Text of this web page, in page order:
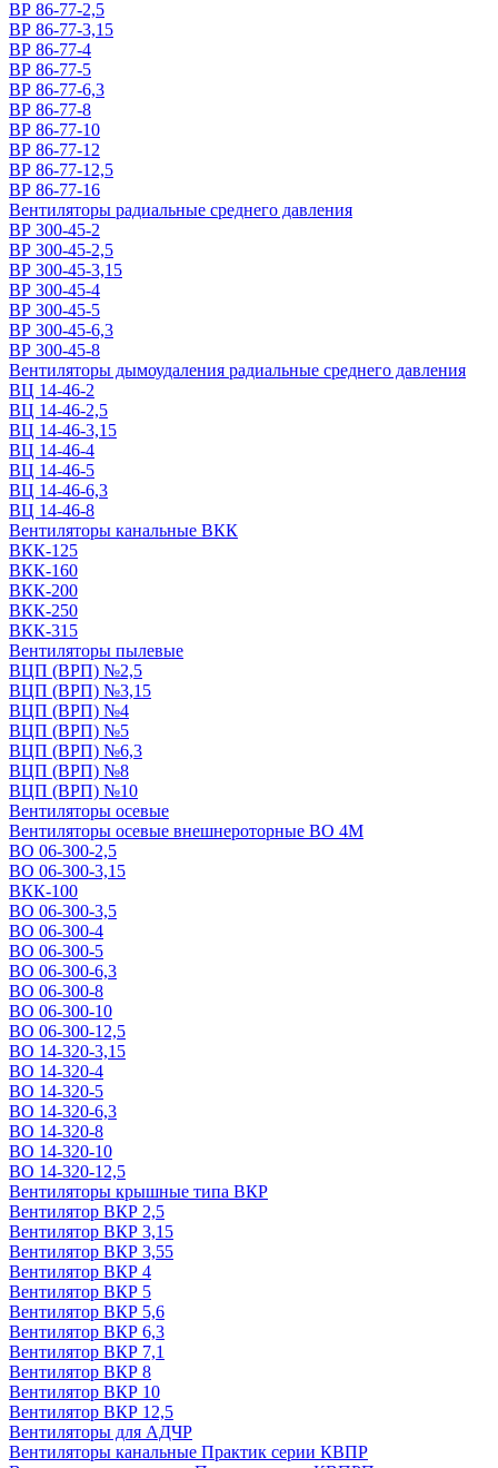
ВР 86-77-2,5
ВР 86-77-3,15
ВР 86-77-4
ВР 86-77-5
ВР 86-77-6,3
ВР 86-77-8
ВР 86-77-10
ВР 86-77-12
ВР 86-77-12,5
ВР 86-77-16
Вентиляторы радиальные среднего давления
ВР 300-45-2
ВР 300-45-2,5
ВР 300-45-3,15
ВР 300-45-4
ВР 300-45-5
ВР 300-45-6,3
ВР 300-45-8
Вентиляторы дымоудаления радиальные среднего давления
ВЦ 14-46-2
ВЦ 14-46-2,5
ВЦ 14-46-3,15
ВЦ 14-46-4
ВЦ 14-46-5
ВЦ 14-46-6,3
ВЦ 14-46-8
Вентиляторы канальные ВКК
ВКК-125
ВКК-160
ВКК-200
ВКК-250
ВКК-315
Вентиляторы пылевые
ВЦП (ВРП) №2,5
ВЦП (ВРП) №3,15
ВЦП (ВРП) №4
ВЦП (ВРП) №5
ВЦП (ВРП) №6,3
ВЦП (ВРП) №8
ВЦП (ВРП) №10
Вентиляторы осевые
Вентиляторы осевые внешнероторные ВО 4М
ВО 06-300-2,5
ВО 06-300-3,15
ВКК-100
ВО 06-300-3,5
ВО 06-300-4
ВО 06-300-5
ВО 06-300-6,3
ВО 06-300-8
ВО 06-300-10
ВО 06-300-12,5
ВО 14-320-3,15
ВО 14-320-4
ВО 14-320-5
ВО 14-320-6,3
ВО 14-320-8
ВО 14-320-10
ВО 14-320-12,5
Вентиляторы крышные типа ВКР
Вентилятор ВКР 2,5
Вентилятор ВКР 3,15
Вентилятор ВКР 3,55
Вентилятор ВКР 4
Вентилятор ВКР 5
Вентилятор ВКР 5,6
Вентилятор ВКР 6,3
Вентилятор ВКР 7,1
Вентилятор ВКР 8
Вентилятор ВКР 10
Вентилятор ВКР 12,5
Вентиляторы для АДЧР
Вентиляторы канальные Практик серии КВПР